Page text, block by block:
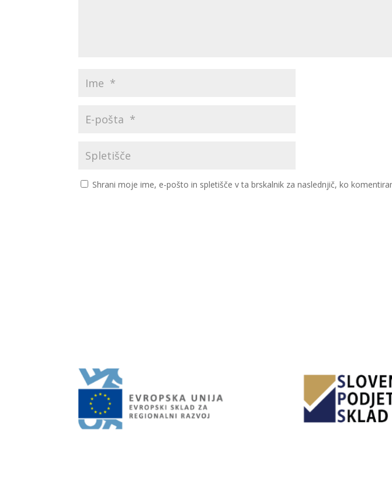
Shrani moje ime, e-pošto in spletišče v ta brskalnik za naslednjič, ko